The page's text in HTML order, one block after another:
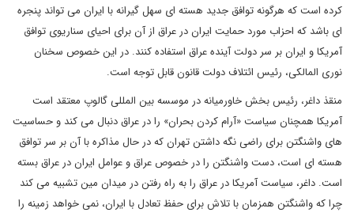
کرده است که هرگونه توافق جدید هسته ای سهل گیرانه با ایران می تواند پنجره
ای باشد که احزاب مورد حمایت ایران در عراق از آن برای احیای سناریوی توافق
آمریکا و ایران بر سر دولت آینده عراق استفاده کنند. در این خصوص سخنان
نوری المالکی، رئیس ائتلاف دولت قانون قابل توجه است.
منقذ داغر، رئیس بخش خاورمیانه در موسسه بین المللی گالوپ معتقد است
آمریکا همچنان سیاست «آرام کردن بحران» را در عراق دنبال می کند و حساسیت
های واشنگتن برای راضی نگه داشتن تهران که در حال مذاکره با آن بر سر توافق
هسته ای است، دست واشنگتن را در خصوص عراق و عوامل ایران در عراق بسته
است. داغر، سیاست آمریکا در عراق را به راه رفتن در میدان مین تشبیه می کند
چرا که واشنگتن همزمان با تلاش برای حفظ تعادل با ایران، نمی خواهد زمینه را